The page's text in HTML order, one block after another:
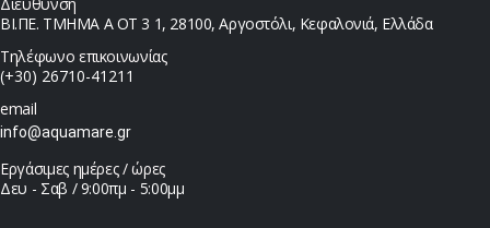
ΒΙ.ΠΕ. ΤΜΗΜΑ Α ΟΤ 3 1, 28100, Αργοστόλι, Κεφαλονιά, Ελλάδα
Τηλέφωνο επικοινωνίας
(+30) 26710-41211
email
info@aquamare.gr
Εργάσιμες ημέρες / ώρες
Δευ - Σαβ / 9:00πμ - 5:00μμ